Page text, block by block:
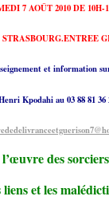
7 AOÛT 2010 DE 10H-
et information
Kpodahi au 03 88 81 36
des
et les